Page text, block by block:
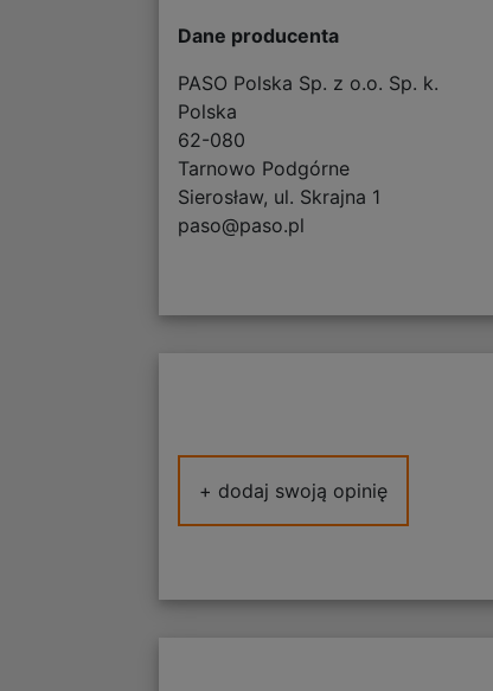
Dane producenta
PASO Polska Sp. z o.o. Sp. k.
Polska
62-080
Tarnowo Podgórne
Sierosław, ul. Skrajna 1
paso@paso.pl
+ dodaj swoją opinię